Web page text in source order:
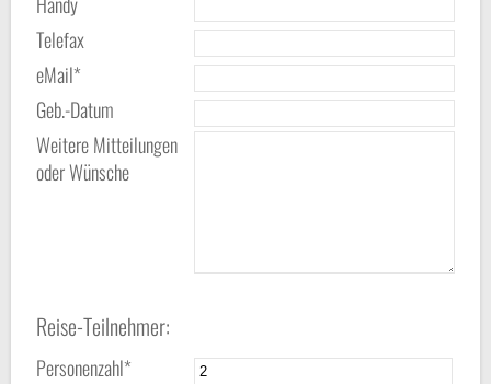
Telefax
eMail*
Geb.-Datum
Weitere Mitteilungen
oder Wünsche
Reise-Teilnehmer:
Personenzahl*